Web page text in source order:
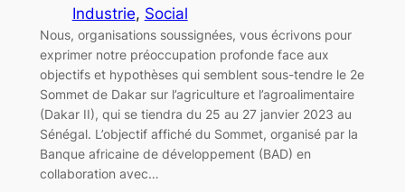
Industrie, Social
Nous, organisations soussignées, vous écrivons pour
exprimer notre préoccupation profonde face aux
objectifs et hypothèses qui semblent sous-tendre le 2e
Sommet de Dakar sur l’agriculture et l’agroalimentaire
(Dakar II), qui se tiendra du 25 au 27 janvier 2023 au
Sénégal. L’objectif affiché du Sommet, organisé par la
Banque africaine de développement (BAD) en
collaboration avec…